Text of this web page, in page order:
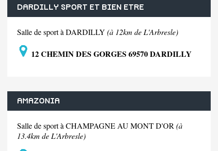
DARDILLY SPORT ET BIEN ETRE
Salle de sport à DARDILLY (à 12km de L'Arbresle)
12 CHEMIN DES GORGES 69570 DARDILLY
AMAZONIA
Salle de sport à CHAMPAGNE AU MONT D'OR (à
13.4km de L'Arbresle)